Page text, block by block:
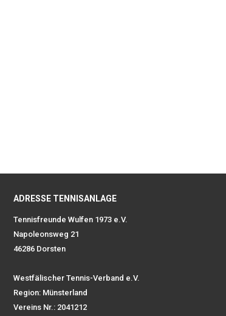
ADRESSE TENNISANLAGE
Tennisfreunde Wulfen 1973 e.V.
Napoleonsweg 21
46286 Dorsten
Westfälischer Tennis-Verband e.V.
Region: Münsterland
Vereins Nr.: 2041212